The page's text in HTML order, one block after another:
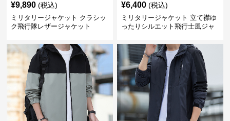
¥9,890 (税込)
ミリタリージャケット クラシッ
ク飛行隊レザージャケット
¥6,400 (税込)
ミリタリージャケット 立て襟ゆ
ったりシルエット飛行士風ジャ